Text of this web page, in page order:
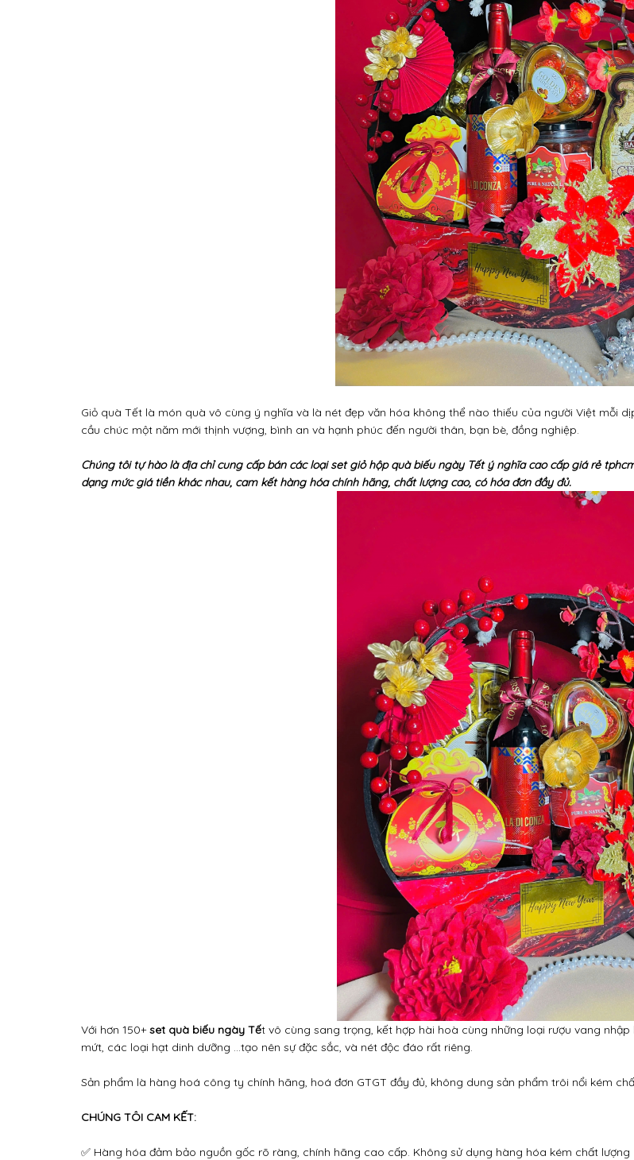
Giỏ quà Tết là món quà vô cùng ý nghĩa và là nét đẹp văn hóa không thể nào thiếu của người Việt mỗi
cầu chúc một năm mới thịnh vượng, bình an và hạnh phúc đến người thân, bạn bè, đồng nghiệp.
Chúng tôi tự hào là địa chỉ cung cấp bán các loại set giỏ hộp quà biếu ngày Tết ý nghĩa cao cấp giá rẻ
dạng mức giá tiền khác nhau, cam kết hàng hóa chính hãng, chất lượng cao, có hóa đơn đầy đủ.
Với hơn 150+set quà biếu ngày Tết vô cùng sang trọng, kết hợp hài hoà cùng những loại rượu vang
mứt, các loại hạt dinh dưỡng ...tạo nên sự đặc sắc, và nét độc đáo rất riêng.
Sản phẩm là hàng hoá công ty chính hãng, hoá đơn GTGT đầy đủ, không dung sản phẩm trôi nổi kém
CHÚNG TÔI CAM KẾT:
✅ Hàng hóa đảm bảo nguồn gốc rõ ràng, chính hãng cao cấp. Không sử dụng hàng hóa kém chất lượng